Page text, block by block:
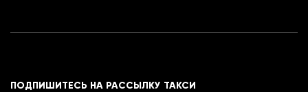
ПОДПИШИТЕСЬ НА РАССЫЛКУ ТАКСИ